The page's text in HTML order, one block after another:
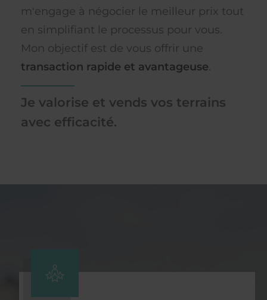
m'engage à négocier le meilleur prix tout
en simplifiant le processus pour vous.
Mon objectif est de vous offrir une
transaction rapide et avantageuse.
Je valorise et vends vos terrains
avec efficacité.